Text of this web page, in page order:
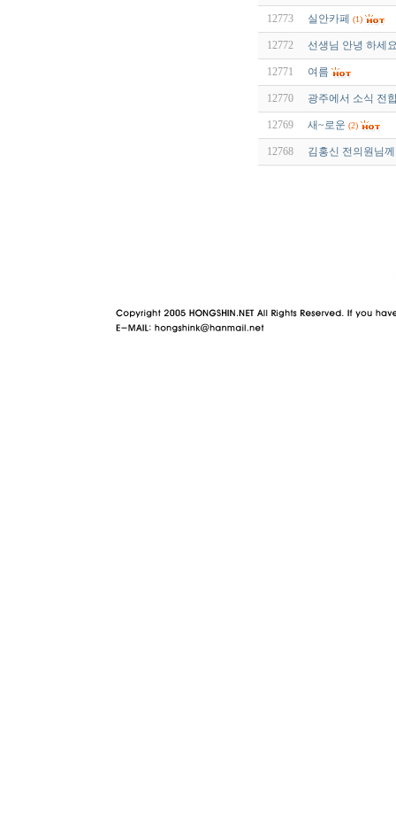
12773 실안카페 (1)
12772 선생님 안녕 하세
12771 여름
12770 광주에서 소식 전
12769 새~로운 (2)
12768 김홍신 전의원님